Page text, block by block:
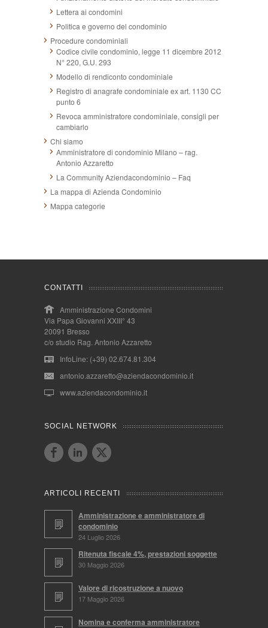
Lettera ai condomini
Politica e governo del condominio
Procedure condominiali
Codice civile condominio, legge 11 dicembre 2012
N° 220, G.U. 293
Modello di rendiconto condominiale
Registro di anagrafe condominiale ex art. 1130 CC
punto 6
Revoca amministratore condominiale, consigli per
cambiarlo
Chi siamo
Amministratore di condominio Milano – rag.
Antonio Azzaretto
La Community Aziendacondominio – Faq
La mappa di Azienda Condominio
Mappa categorie
CONTATTI
Amministrazione Condomini
Via Papa Giovanni XXIII° 43
20091 Bresso
c/o studio Rag. Antonio Azzaretto
InfoLine: (+39) 02.674.81.304
antonio.azzaretto@aziendacondominio.it
www.aziendacondominio.it
SOCIAL NETWORK
ARTICOLI RECENTI
Amministrazione e amministratore di
condominio
24 Luglio 2026
Ritenuta fiscale 4%, prestazioni soggette
30 Maggio 2026
Valore di ricostruzione a nuovo
17 Maggio 2026
Nomina e conferma amministratore